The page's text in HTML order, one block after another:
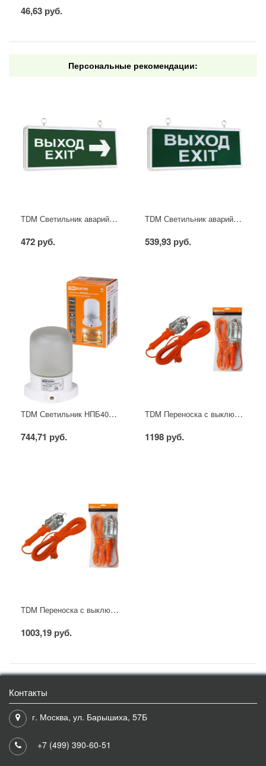
46,63 руб.
Персональные рекомендации:
TDM Светильник аварийный светодиодный двустор., ВЫХОД-EXIT стрелка
472 руб.
TDM Светильник аварийный светодиодный одностор., ВЫХОД-EXIT
539,93 руб.
TDM Светильник НПБ400 для сауны настенно-потолочный белый, IP54, 60Вт
744,71 руб.
TDM Переноска с выключателем 15 м
1198 руб.
TDM Переноска с выключателем 10 м
1003,19 руб.
Контакты
г. Москва, ул. Барышиха, 57Б
+7 (499) 390-60-51